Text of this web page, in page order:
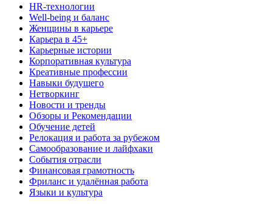
HR‑технологии
Well-being и баланс
Женщины в карьере
Карьера в 45+
Карьерные истории
Корпоративная культура
Креативные профессии
Навыки будущего
Нетворкинг
Новости и тренды
Обзоры и Рекомендации
Обучение детей
Релокация и работа за рубежом
Самообразование и лайфхаки
События отрасли
Финансовая грамотность
Фриланс и удалённая работа
Языки и культура